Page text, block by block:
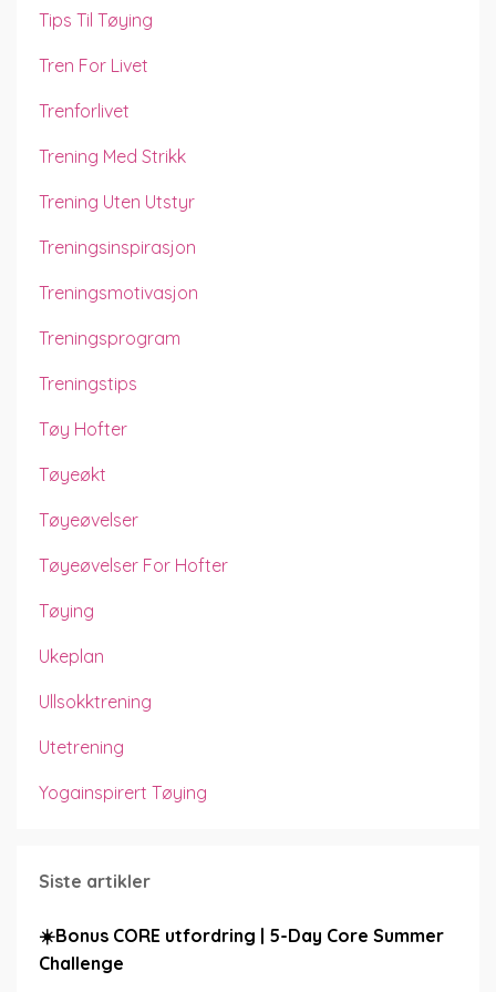
Tips Til Tøying
Tren For Livet
Trenforlivet
Trening Med Strikk
Trening Uten Utstyr
Treningsinspirasjon
Treningsmotivasjon
Treningsprogram
Treningstips
Tøy Hofter
Tøyeøkt
Tøyeøvelser
Tøyeøvelser For Hofter
Tøying
Ukeplan
Ullsokktrening
Utetrening
Yogainspirert Tøying
Siste artikler
☀️Bonus CORE utfordring | 5-Day Core Summer
Challenge